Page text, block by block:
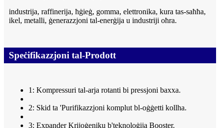
industrija, raffinerija, ħġieġ, gomma, elettronika, kura tas-saħħa,
ikel, metalli, ġenerazzjoni tal-enerġija u industriji oħra.
Speċifikazzjoni tal-Prodott
1: Kompressuri tal-arja rotanti bi pressjoni baxxa.
2: Skid ta 'Purifikazzjoni komplut bl-oġġetti kollha.
3: Expander Krijoġeniku b'teknoloġija Booster.